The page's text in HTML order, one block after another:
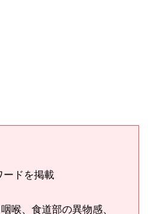
ードを掲載
喉、食道部の異物感、